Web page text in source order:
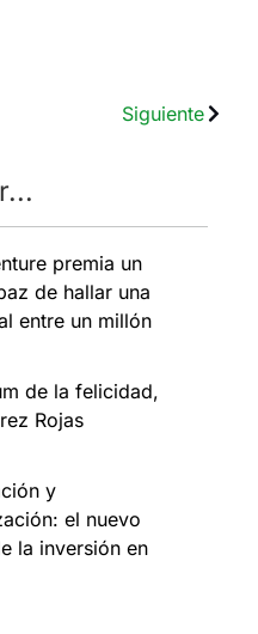
Siguiente
premia un
de hallar una
entre un millón
de la felicidad,
Rojas
y
el nuevo
la inversión en